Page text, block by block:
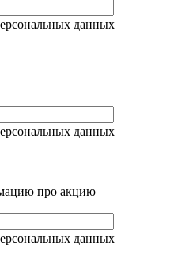
данных
данных
про акцию
данных